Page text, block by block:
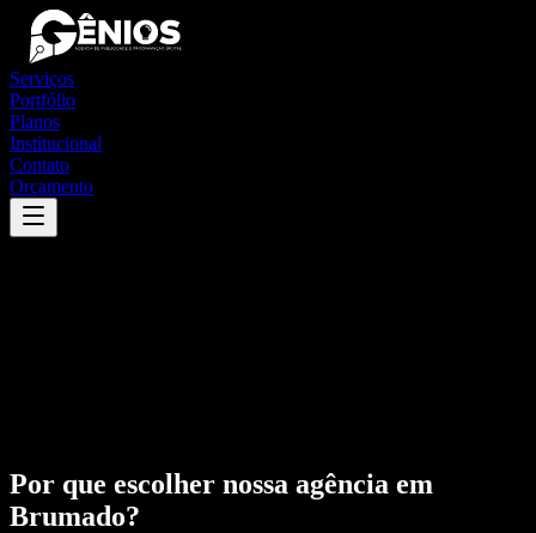
Serviços
Portfólio
Planos
Institucional
Contato
Orçamento
Por que escolher nossa agência em
Brumado?